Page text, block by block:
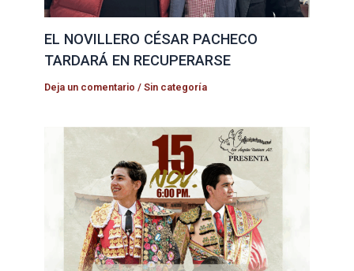
EL NOVILLERO CÉSAR PACHECO
TARDARÁ EN RECUPERARSE
Deja un comentario /Sin categoría